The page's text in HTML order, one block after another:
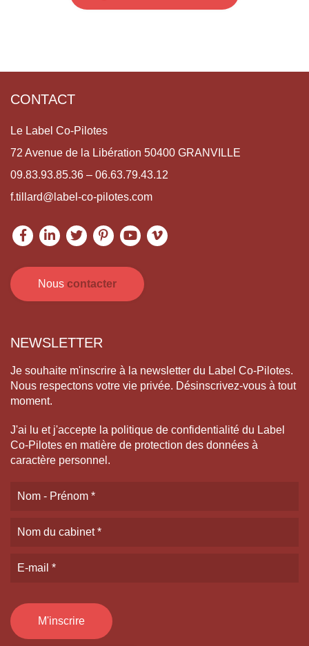
CONTACT
Le Label Co-Pilotes
72 Avenue de la Libération 50400 GRANVILLE
09.83.93.85.36 – 06.63.79.43.12
f.tillard@label-co-pilotes.com
Nous contacter
NEWSLETTER
Je souhaite m'inscrire à la newsletter du Label Co-Pilotes.
Nous respectons votre vie privée. Désinscrivez-vous à tout
moment.
J'ai lu et j'accepte la politique de confidentialité du Label
Co-Pilotes en matière de protection des données à
caractère personnel.